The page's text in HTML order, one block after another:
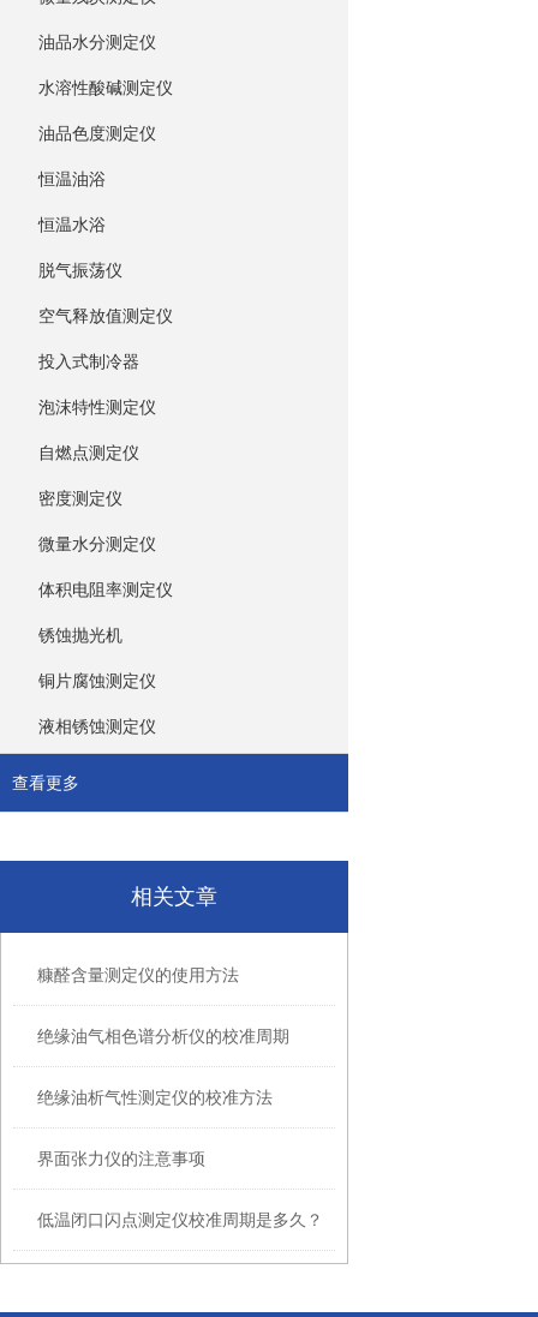
油品水分测定仪
水溶性酸碱测定仪
油品色度测定仪
恒温油浴
恒温水浴
脱气振荡仪
空气释放值测定仪
投入式制冷器
泡沫特性测定仪
自燃点测定仪
密度测定仪
微量水分测定仪
体积电阻率测定仪
锈蚀抛光机
铜片腐蚀测定仪
液相锈蚀测定仪
查看更多
相关文章
糠醛含量测定仪的使用方法
绝缘油气相色谱分析仪的校准周期
绝缘油析气性测定仪的校准方法
界面张力仪的注意事项
低温闭口闪点测定仪校准周期是多久？